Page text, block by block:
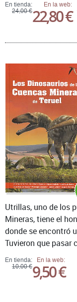
En tienda:
24,00 €
En la web:
22,80 €
En tienda:
10,00 €
En la web:
9,50 €
Utrillas, uno de los
Mineras, tiene el
donde se encontró
Tuvieron que pasar